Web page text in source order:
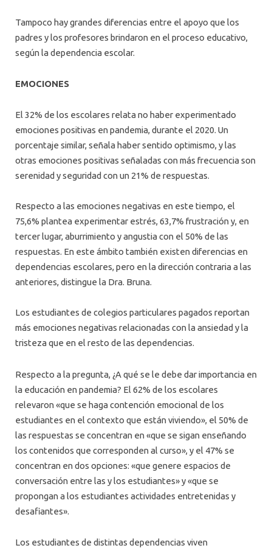
Tampoco hay grandes diferencias entre el apoyo que los
padres y los profesores brindaron en el proceso educativo,
según la dependencia escolar.
EMOCIONES
El 32% de los escolares relata no haber experimentado
emociones positivas en pandemia, durante el 2020. Un
porcentaje similar, señala haber sentido optimismo, y las
otras emociones positivas señaladas con más frecuencia son
serenidad y seguridad con un 21% de respuestas.
Respecto a las emociones negativas en este tiempo, el
75,6% plantea experimentar estrés, 63,7% frustración y, en
tercer lugar, aburrimiento y angustia con el 50% de las
respuestas. En este ámbito también existen diferencias en
dependencias escolares, pero en la dirección contraria a las
anteriores, distingue la Dra. Bruna.
Los estudiantes de colegios particulares pagados reportan
más emociones negativas relacionadas con la ansiedad y la
tristeza que en el resto de las dependencias.
Respecto a la pregunta, ¿A qué se le debe dar importancia en
la educación en pandemia? El 62% de los escolares
relevaron «que se haga contención emocional de los
estudiantes en el contexto que están viviendo», el 50% de
las respuestas se concentran en «que se sigan enseñando
los contenidos que corresponden al curso», y el 47% se
concentran en dos opciones: «que genere espacios de
conversación entre las y los estudiantes» y «que se
propongan a los estudiantes actividades entretenidas y
desafiantes».
Los estudiantes de distintas dependencias viven